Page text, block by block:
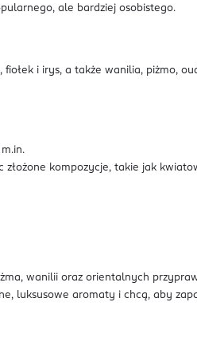
ale bardziej osobistego.
i irys, a także wanilia, piżmo,
złożone kompozycje, takie jak
wanilii oraz orientalnych
luksusowe aromaty i chcą, aby